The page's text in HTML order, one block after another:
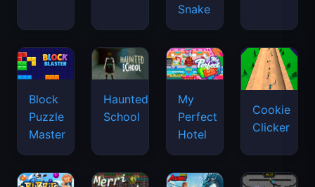
Snake
Block
Puzzle
Master
Haunted
School
My
Perfect
Hotel
Cookie
Clicker